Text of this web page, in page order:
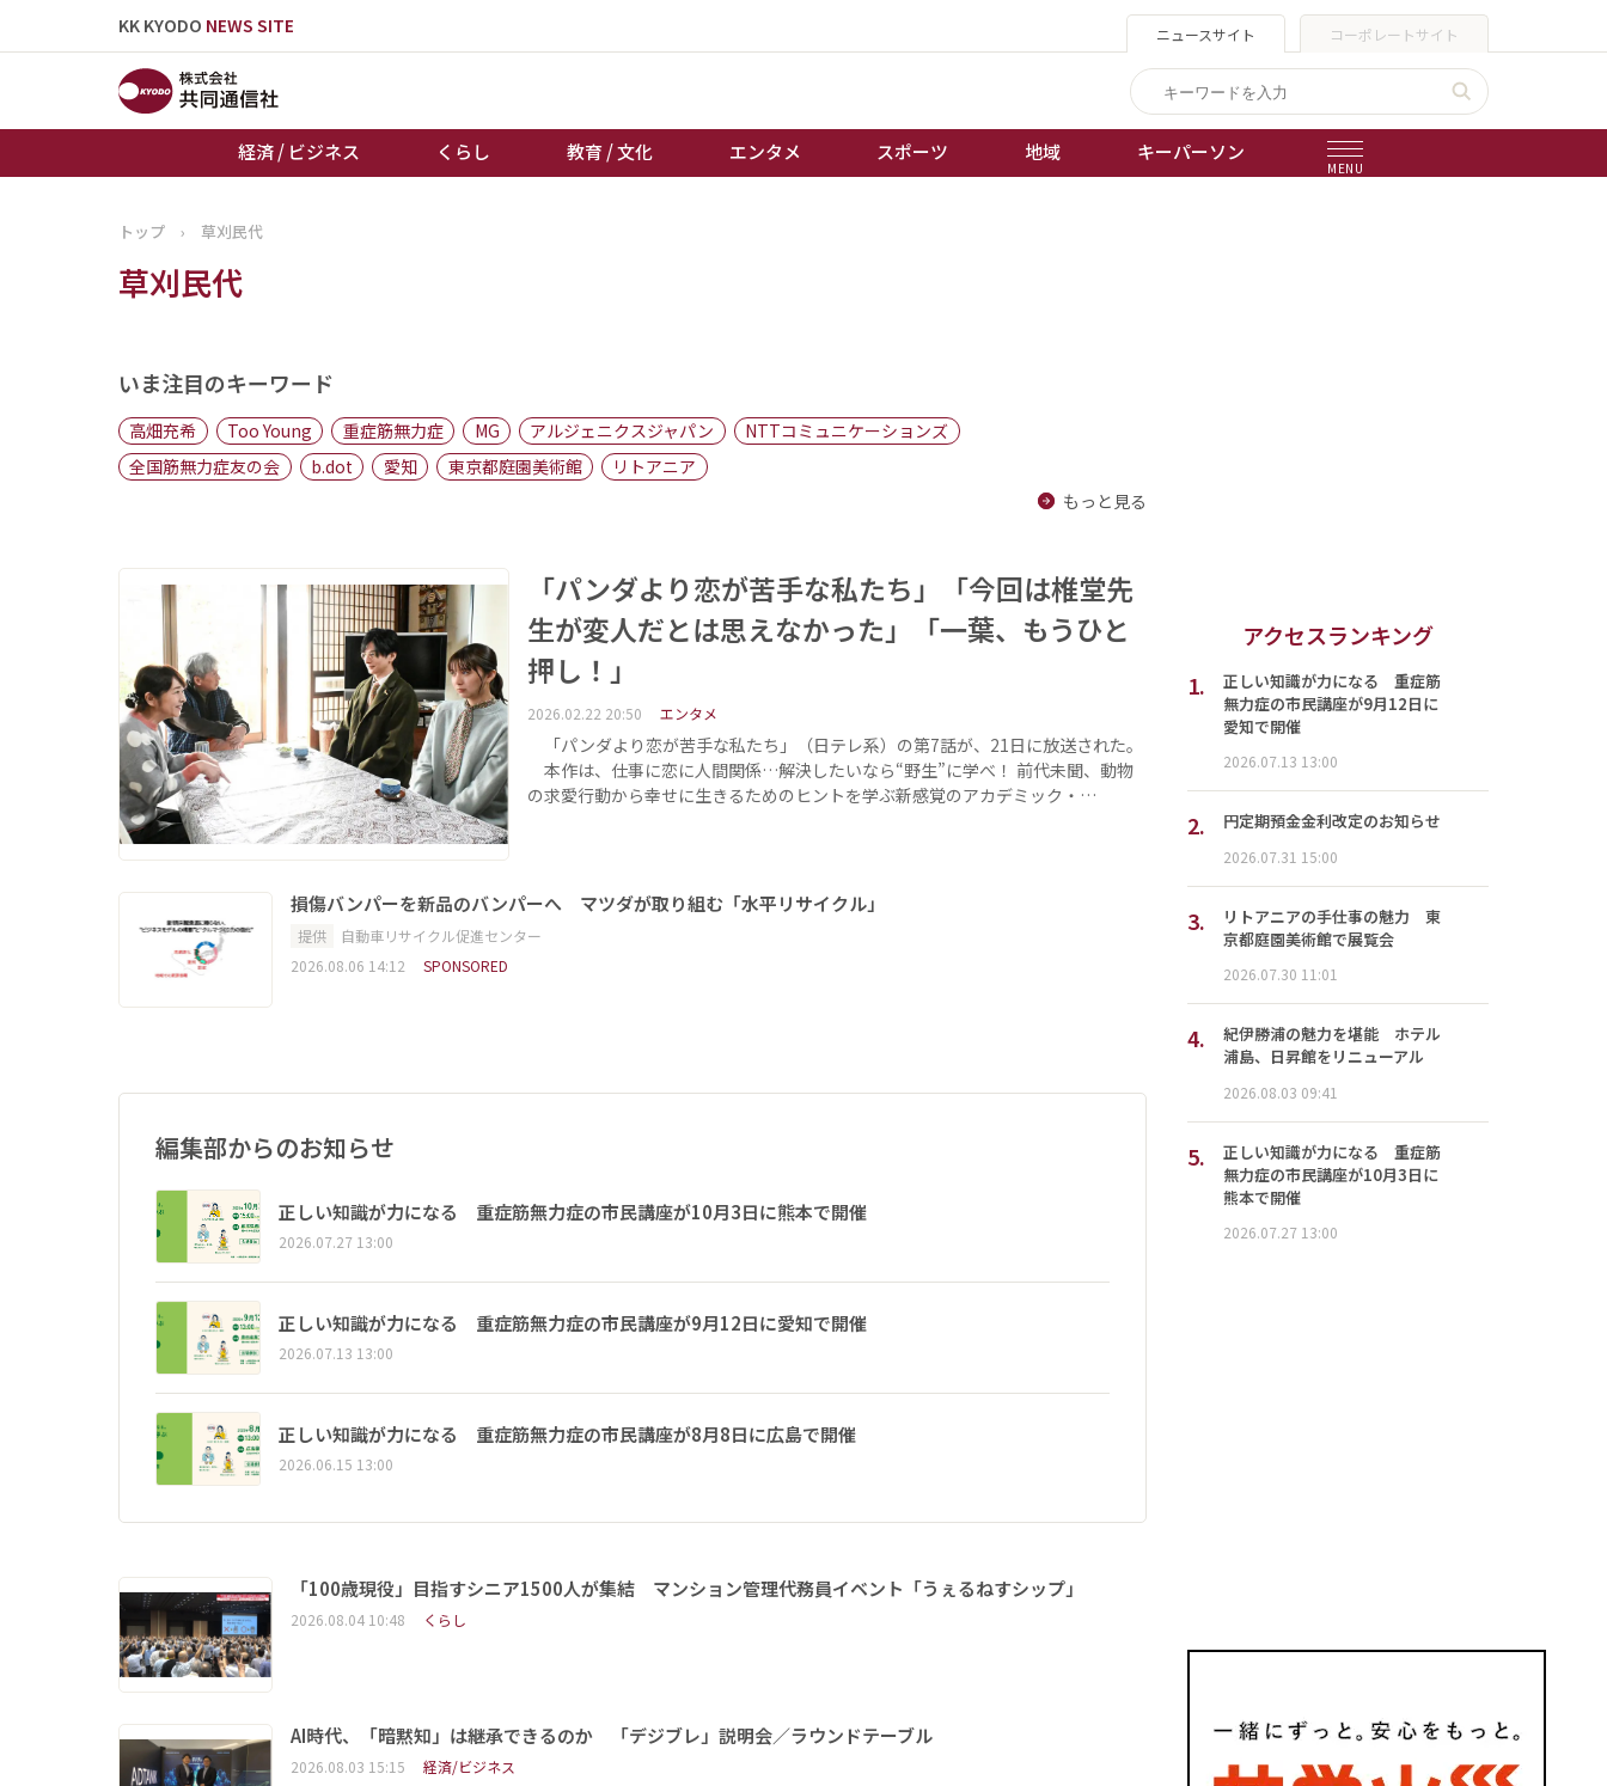
KK KYODO NEWS SITE ニュースサイト コーポレートサイト
経済 / ビジネス くらし 教育 / 文化 エンタメ スポーツ 地域 キーパーソン
MENU
トップページ
お知らせ
地域
キーパーソン
棋王戦
トップ › 草刈民代
草刈民代
いま注目のキーワード
高畑充希 Too Young 重症筋無力症 MG アルジェニクスジャパン
NTTコミュニケーションズ
全国筋無力症友の会
b.dot 愛知 東京都庭園美術館
リトアニア
もっと見る
「パンダより恋が苦手な私たち」「今回は椎堂先
生が変人だとは思えなかった」「一葉、もうひと
押し！」
2026.02.22 20:50 エンタメ
「パンダより恋が苦手な私たち」（日テレ系）の第7話が、21日に放送された。
本作は、仕事に恋に人間関係…解決したいなら“野生”に学べ！ 前代未聞、動物
の求愛行動から幸せに生きるためのヒントを学ぶ新感覚のアカデミック・…
損傷バンパーを新品のバンパーへ マツダが取り組む「水平リサイクル」
提供
自動車リサイクル促進センター
2026.08.06 14:12
SPONSORED
編集部からのお知らせ
正しい知識が力になる 重症筋無力症の市民講座が10月3日に熊本で開催
2026.07.27 13:00
正しい知識が力になる 重症筋無力症の市民講座が9月12日に愛知で開催
2026.07.13 13:00
正しい知識が力になる 重症筋無力症の市民講座が8月8日に広島で開催
2026.06.15 13:00
「100歳現役」目指すシニア1500人が集結 マンション管理代務員イベント「うぇるねすシップ」
2026.08.04 10:48 くらし
AI時代、「暗黙知」は継承できるのか 「デジブレ」説明会／ラウンドテーブル
2026.08.03 15:15 経済/ビジネス
アクセスランキング
1.
正しい知識が力になる 重症筋
無力症の市民講座が9月12日に
愛知で開催
2026.07.13 13:00
2. 円定期預金金利改定のお知らせ
2026.07.31 15:00
3.
リトアニアの手仕事の魅力 東
京都庭園美術館で展覧会
2026.07.30 11:01
4.
紀伊勝浦の魅力を堪能 ホテル
浦島、日昇館をリニューアル
2026.08.03 09:41
5.
正しい知識が力になる 重症筋
無力症の市民講座が10月3日に
熊本で開催
2026.07.27 13:00